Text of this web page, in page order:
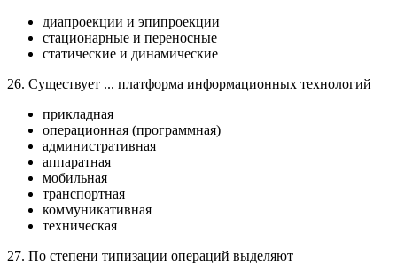
диапроекции и эпипроекции
стационарные и переносные
статические и динамические
26. Существует ... платформа информационных технологий
прикладная
операционная (программная)
административная
аппаратная
мобильная
транспортная
коммуникативная
техническая
27. По степени типизации операций выделяют